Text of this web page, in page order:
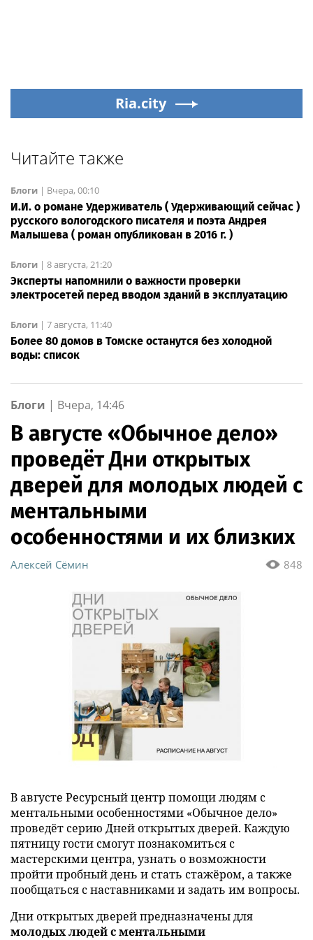
Ria.city
Читайте также
Блоги | Вчера, 00:10
И.И. о романе Удерживатель ( Удерживающий сейчас )
русского вологодского писателя и поэта Андрея
Малышева ( роман опубликован в 2016 г. )
Блоги | 8 августа, 21:20
Эксперты напомнили о важности проверки
электросетей перед вводом зданий в эксплуатацию
Блоги | 7 августа, 11:40
Более 80 домов в Томске останутся без холодной
воды: список
Блоги | Вчера, 14:46
В августе «Обычное дело»
проведёт Дни открытых
дверей для молодых людей с
ментальными
особенностями и их близких
848
Алексей Сёмин
В августе Ресурсный центр помощи людям с
ментальными особенностями «Обычное дело»
проведёт серию Дней открытых дверей. Каждую
пятницу гости смогут познакомиться с
мастерскими центра, узнать о возможности
пройти пробный день и стать стажёром, а также
пообщаться с наставниками и задать им вопросы.
Дни открытых дверей предназначены для
молодых людей с ментальными